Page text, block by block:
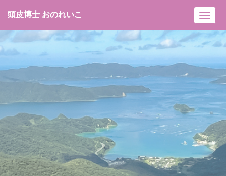
頭皮博士 おのれいこ